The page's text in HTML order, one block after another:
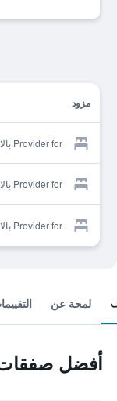
مزود
Provider for بالاتزو جوردانو
Provider for بالاتزو جوردانو
Provider for بالاتزو جوردانو
لمحة عن
أفضل صفقات